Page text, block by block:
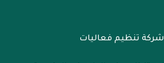
شركة تنظيم فعاليات